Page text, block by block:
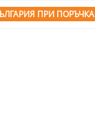
ПРИ ПОРЪЧКА